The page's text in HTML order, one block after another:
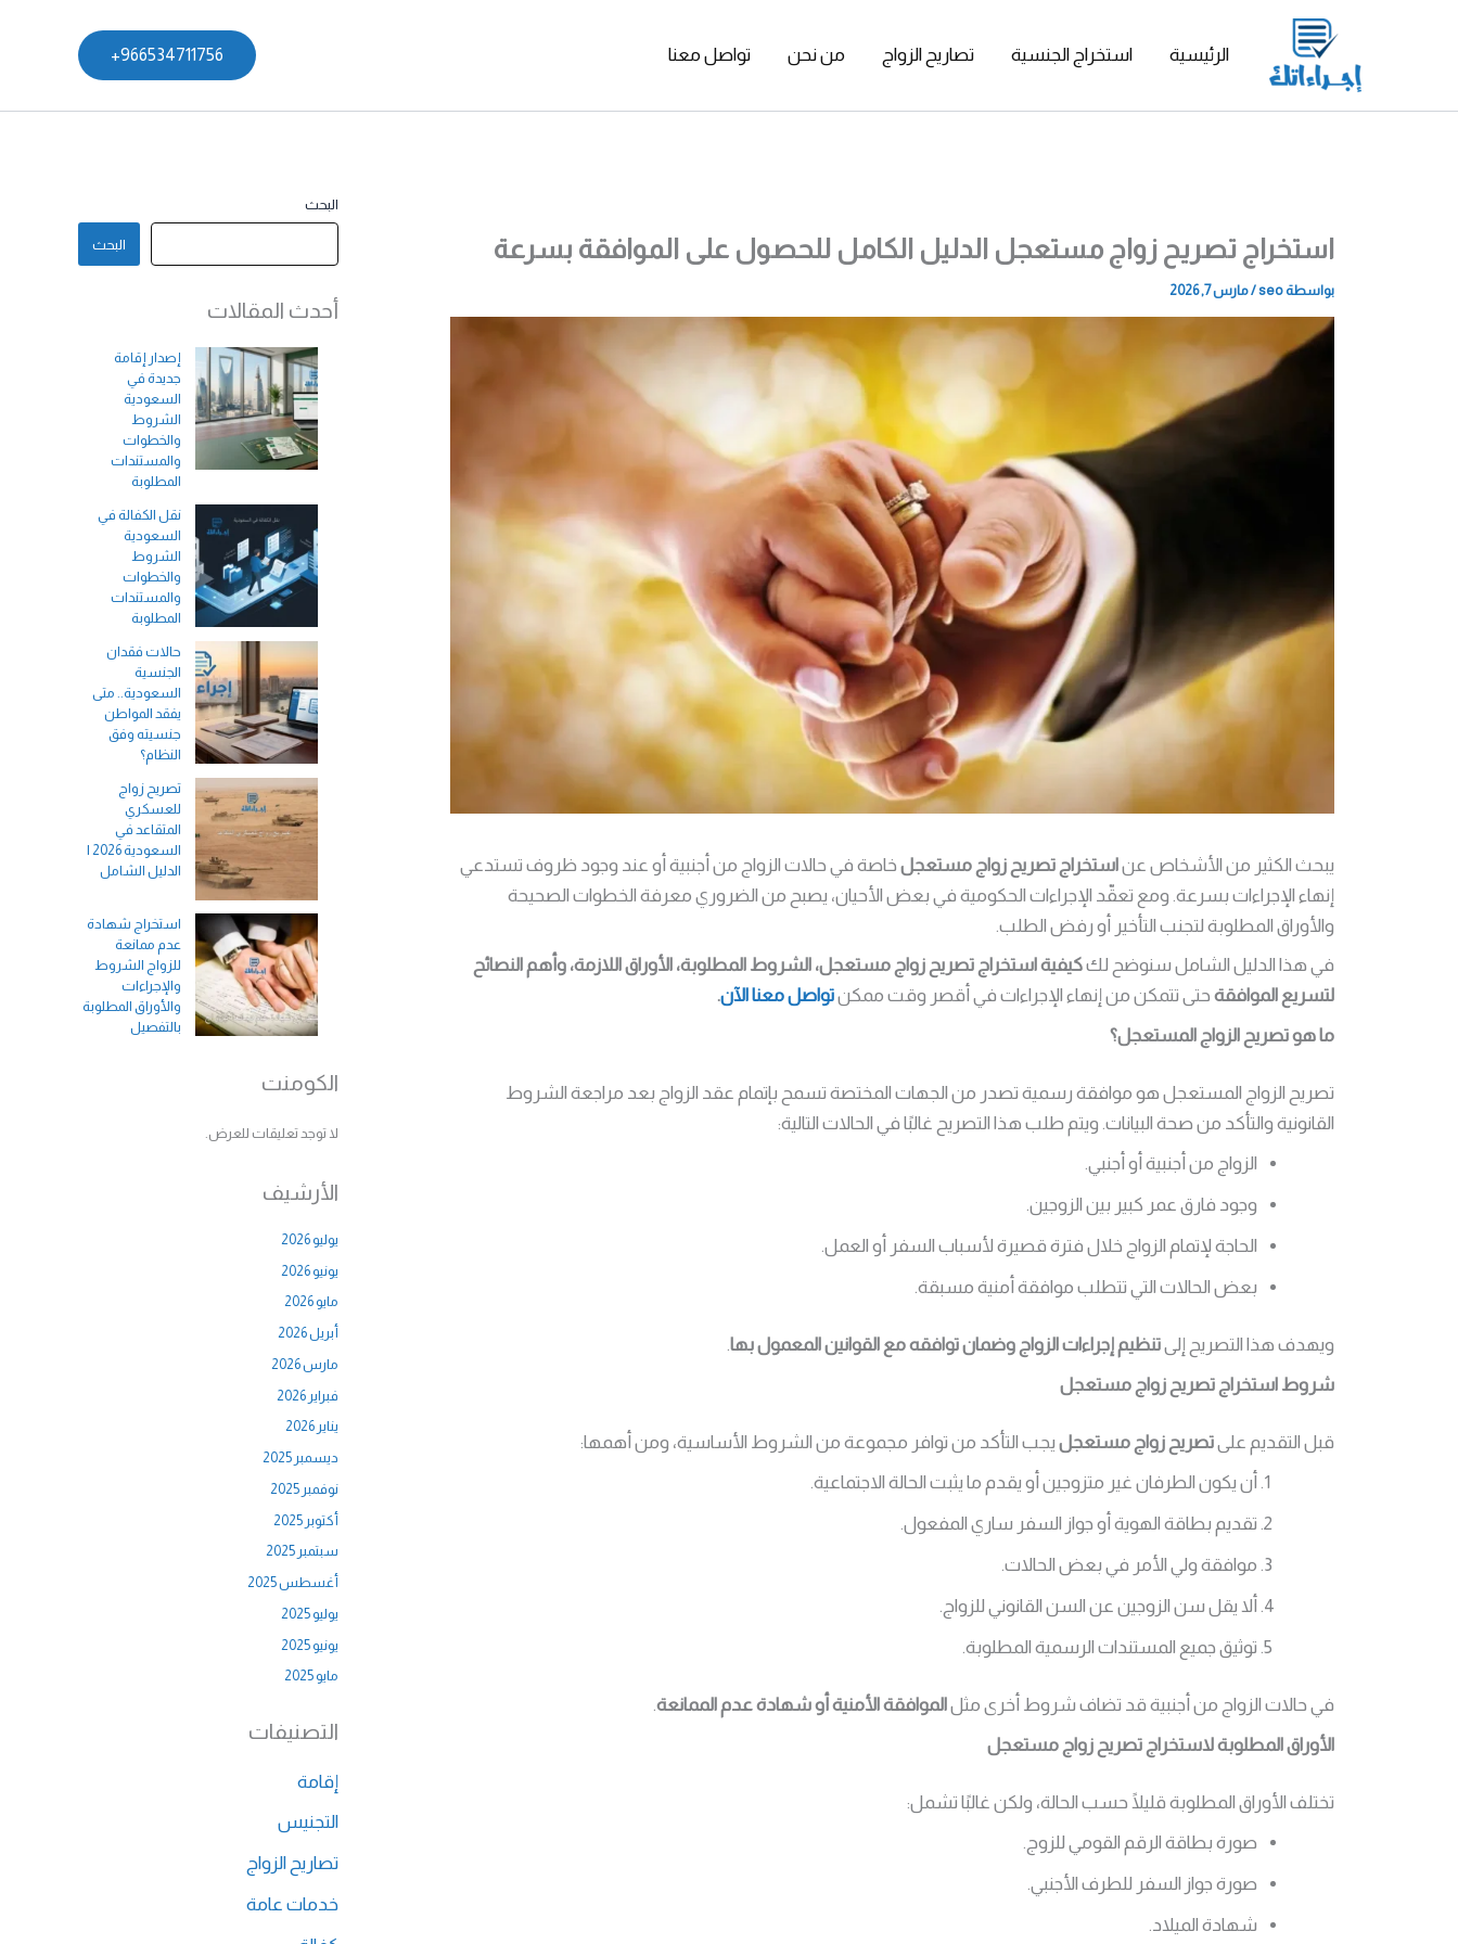
الرئيسية استخراج الجنسية تصاريح الزواج من نحن تواصل معنا 966534711756+
استخراج تصريح زواج مستعجل الدليل الكامل للحصول على الموافقة بسرعة
بواسطة seo
/مارس 7, 2026
يبحث الكثير من الأشخاص عناستخراج تصريح زواج مستعجل خاصة في حالات الزواج من أجنبية أو عند وجود ظروف تستدعي
إنهاء الإجراءات بسرعة. ومع تعقّد الإجراءات الحكومية في بعض الأحيان، يصبح من الضروري معرفة الخطوات الصحيحة
والأوراق المطلوبة لتجنب التأخير أو رفض الطلب.
في هذا الدليل الشامل سنوضح لككيفية استخراج تصريح زواج مستعجل، الشروط المطلوبة، الأوراق اللازمة، وأهم النصائح
لتسريع الموافقة حتى تتمكن من إنهاء الإجراءات في أقصر وقت ممكنتواصل معنا الآن.
ما هو تصريح الزواج المستعجل؟
تصريح الزواج المستعجل هو موافقة رسمية تصدر من الجهات المختصة تسمح بإتمام عقد الزواج بعد مراجعة الشروط
القانونية والتأكد من صحة البيانات. ويتم طلب هذا التصريح غالبًا في الحالات التالية:
الزواج من أجنبية أو أجنبي.
وجود فارق عمر كبير بين الزوجين.
الحاجة لإتمام الزواج خلال فترة قصيرة لأسباب السفر أو العمل.
بعض الحالات التي تتطلب موافقة أمنية مسبقة.
ويهدف هذا التصريح إلىتنظيم إجراءات الزواج وضمان توافقه مع القوانين المعمول بها.
شروط استخراج تصريح زواج مستعجل
قبل التقديم علىتصريح زواج مستعجل يجب التأكد من توافر مجموعة من الشروط الأساسية، ومن أهمها:
أن يكون الطرفان غير متزوجين أو يقدم ما يثبت الحالة الاجتماعية.
تقديم بطاقة الهوية أو جواز السفر ساري المفعول.
موافقة ولي الأمر في بعض الحالات.
ألا يقل سن الزوجين عن السن القانوني للزواج.
توثيق جميع المستندات الرسمية المطلوبة.
في حالات الزواج من أجنبية قد تضاف شروط أخرى مثلالموافقة الأمنية أو شهادة عدم الممانعة.
الأوراق المطلوبة لاستخراج تصريح زواج مستعجل
تختلف الأوراق المطلوبة قليلًا حسب الحالة، ولكن غالبًا تشمل:
صورة بطاقة الرقم القومي للزوج.
صورة جواز السفر للطرف الأجنبي.
شهادة الميلاد.
البحث
البحث
أحدث المقالات
إصدار إقامة
جديدة في
السعودية
الشروط
والخطوات
والمستندات
المطلوبة
نقل الكفالة في
السعودية
الشروط
والخطوات
والمستندات
المطلوبة
حالات فقدان
الجنسية
السعودية.. متى
يفقد المواطن
جنسيته وفق
النظام؟
تصريح زواج
للعسكري
المتقاعد في
السعودية 2026 |
الدليل الشامل
استخراج شهادة
عدم ممانعة
للزواج الشروط
والإجراءات
والأوراق المطلوبة
بالتفصيل
الكومنت
لا توجد تعليقات للعرض.
الأرشيف
يوليو 2026
يونيو 2026
مايو 2026
أبريل 2026
مارس 2026
فبراير 2026
يناير 2026
ديسمبر 2025
نوفمبر 2025
أكتوبر 2025
سبتمبر 2025
أغسطس 2025
يوليو 2025
يونيو 2025
مايو 2025
التصنيفات
إقامة
التجنيس
تصاريح الزواج
خدمات عامة